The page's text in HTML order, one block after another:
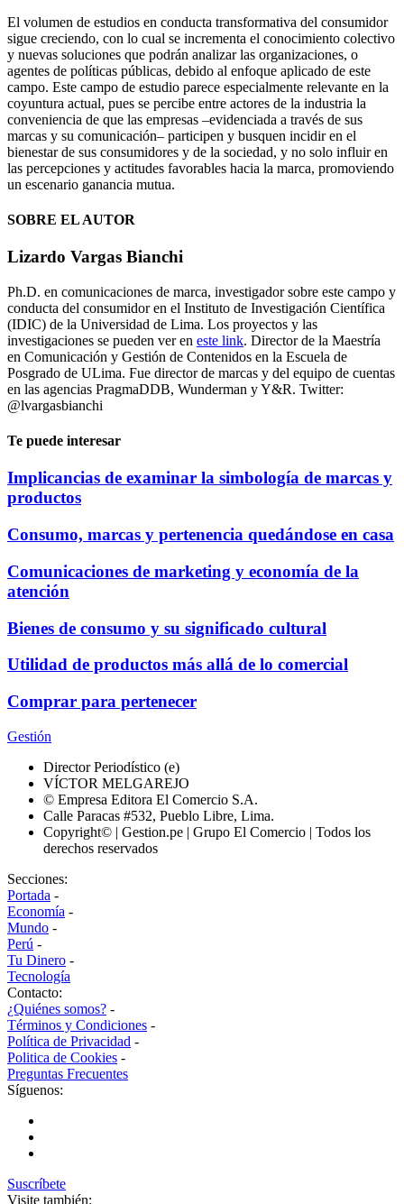
El volumen de estudios en conducta transformativa del consumidor
sigue creciendo, con lo cual se incrementa el conocimiento colectivo
y nuevas soluciones que podrán analizar las organizaciones, o
agentes de políticas públicas, debido al enfoque aplicado de este
campo. Este campo de estudio parece especialmente relevante en la
coyuntura actual, pues se percibe entre actores de la industria la
conveniencia de que las empresas –evidenciada a través de sus
marcas y su comunicación– participen y busquen incidir en el
bienestar de sus consumidores y de la sociedad, y no solo influir en
las percepciones y actitudes favorables hacia la marca, promoviendo
un escenario ganancia mutua.
SOBRE EL AUTOR
Lizardo Vargas Bianchi
Ph.D. en comunicaciones de marca, investigador sobre este campo y
conducta del consumidor en el Instituto de Investigación Científica
(IDIC) de la Universidad de Lima. Los proyectos y las
investigaciones se pueden ver en este link. Director de la Maestría
en Comunicación y Gestión de Contenidos en la Escuela de
Posgrado de ULima. Fue director de marcas y del equipo de cuentas
en las agencias PragmaDDB, Wunderman y Y&R. Twitter:
@lvargasbianchi
Te puede interesar
Implicancias de examinar la simbología de marcas y
productos
Consumo, marcas y pertenencia quedándose en casa
Comunicaciones de marketing y economía de la
atención
Bienes de consumo y su significado cultural
Utilidad de productos más allá de lo comercial
Comprar para pertenecer
Gestión
Director Periodístico (e)
VÍCTOR MELGAREJO
© Empresa Editora El Comercio S.A.
Calle Paracas #532, Pueblo Libre, Lima.
Copyright© | Gestion.pe | Grupo El Comercio | Todos los
derechos reservados
Secciones:
Portada -
Economía -
Mundo -
Perú -
Tu Dinero -
Tecnología
Contacto:
¿Quiénes somos? -
Términos y Condiciones -
Política de Privacidad -
Politica de Cookies -
Preguntas Frecuentes
Síguenos:
Suscríbete
Visite también: